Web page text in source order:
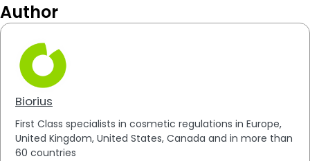
Author
Biorius
First Class specialists in cosmetic regulations in Europe,
United Kingdom, United States, Canada and in more than
60 countries